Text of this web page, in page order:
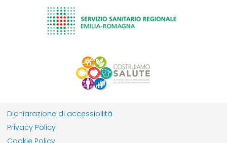
Dichiarazione di accessibilità
Privacy Policy